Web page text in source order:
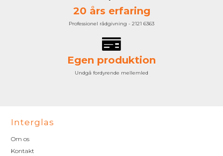
20 års erfaring
Professionel rådgivning - 2121 6363
Egen produktion
Undgå fordyrende mellemled
Interglas
Om os
Kontakt